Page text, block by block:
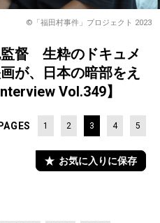
©「福田村事件」プロジェクト 2023
監督 生粋のドキュメ
が、日本の暗部をえ
Vol.349】
PAGES 1 2 3 4 5
お気に入りに保存